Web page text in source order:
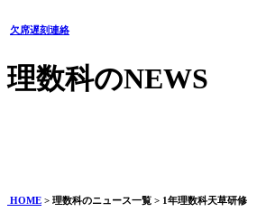
欠席遅刻連絡
理数科のNEWS
HOME > 理数科のニュース一覧 > 1年理数科天草研修